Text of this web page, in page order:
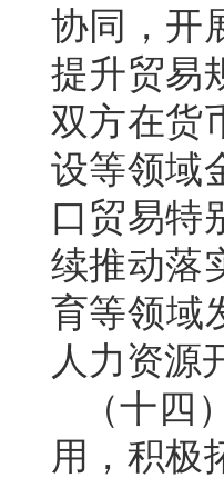
协同，开
提升贸易
双方在货
设等领域
口贸易特
续推动落
育等领域
人力资源
（十
用，积极